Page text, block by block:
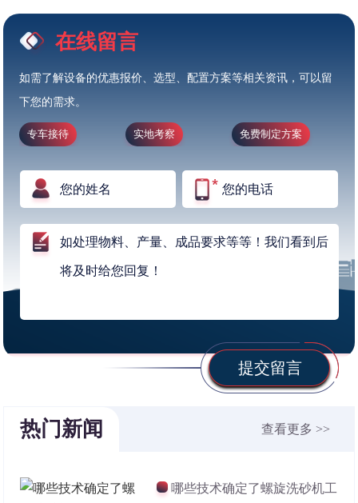
在线留言
如需了解设备的优惠报价、选型、配置方案等相关资讯，可以留
下您的需求。
专车接待 实地考察 免费制定方案
提交留言
热门新闻 查看更多 >>
哪些技术确定了螺旋洗砂机工